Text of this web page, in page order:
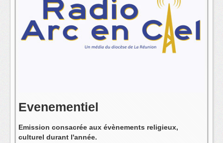
La radio
L'équipe
Evenementiel
Emission consacrée aux évènements religieux,
culturel durant l'année.